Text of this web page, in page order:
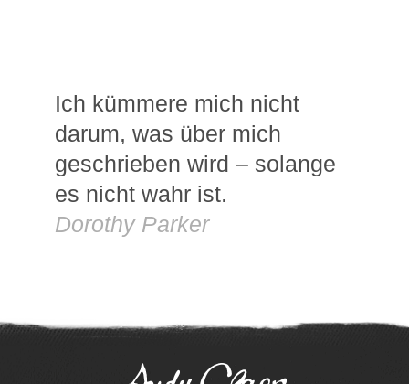
Ich kümmere mich nicht
darum, was über mich
geschrieben wird – solange
es nicht wahr ist.
Dorothy Parker